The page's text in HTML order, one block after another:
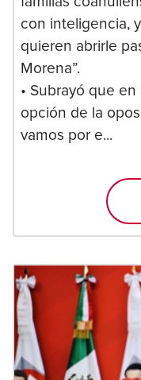
con inteligencia,
quieren abrirle
Morena”.
• Subrayó que en
opción de la
vamos por e...